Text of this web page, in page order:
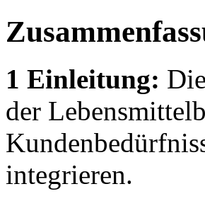
1 Einleitung:
der
integrieren.